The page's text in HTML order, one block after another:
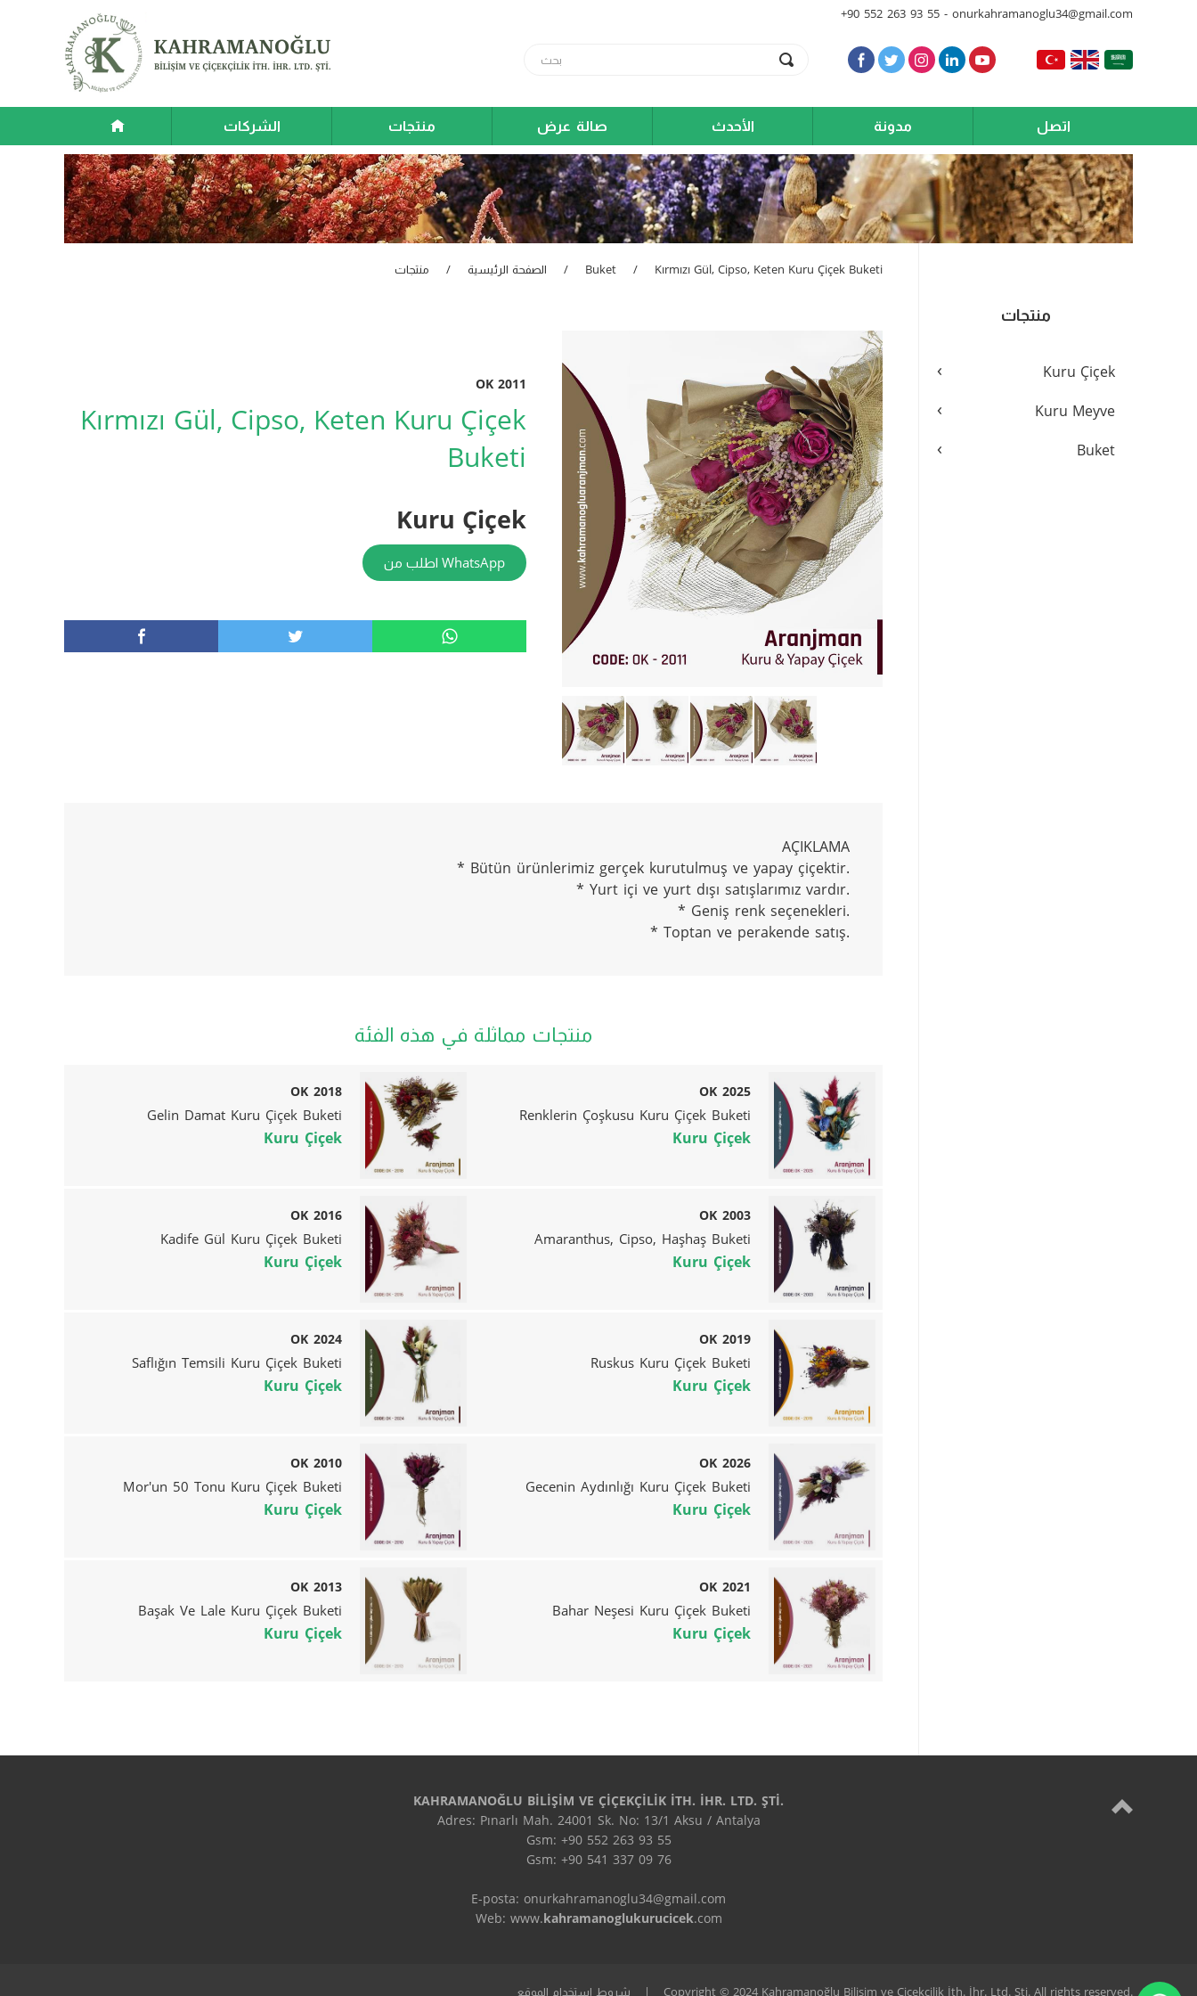
+90 552 263 93 55 - onurkahramanoglu34@gmail.com
الشركات منتجات صالة عرض الأحدث مدونة اتصل
منتجات
› Kuru Çiçek
› Kuru Meyve
› Buket
الصفحة الرئيسية / منتجات / Buket / Kırmızı Gül, Cipso, Keten Kuru Çiçek Buketi
OK 2011
Kırmızı Gül, Cipso, Keten Kuru Çiçek
Buketi
Kuru Çiçek
اطلب من WhatsApp
AÇIKLAMA
* Bütün ürünlerimiz gerçek kurutulmuş ve yapay çiçektir.
* Yurt içi ve yurt dışı satışlarımız vardır.
* Geniş renk seçenekleri.
* Toptan ve perakende satış.
منتجات مماثلة في هذه الفئة
OK 2018
Gelin Damat Kuru Çiçek Buketi
Kuru Çiçek
OK 2025
Renklerin Çoşkusu Kuru Çiçek Buketi
Kuru Çiçek
OK 2016
Kadife Gül Kuru Çiçek Buketi
Kuru Çiçek
OK 2003
Amaranthus, Cipso, Haşhaş Buketi
Kuru Çiçek
OK 2024
Saflığın Temsili Kuru Çiçek Buketi
Kuru Çiçek
OK 2019
Ruskus Kuru Çiçek Buketi
Kuru Çiçek
OK 2010
Mor'un 50 Tonu Kuru Çiçek Buketi
Kuru Çiçek
OK 2026
Gecenin Aydınlığı Kuru Çiçek Buketi
Kuru Çiçek
OK 2013
Başak Ve Lale Kuru Çiçek Buketi
Kuru Çiçek
OK 2021
Bahar Neşesi Kuru Çiçek Buketi
Kuru Çiçek
KAHRAMANOĞLU BİLİŞİM VE ÇİÇEKÇİLİK İTH. İHR. LTD. ŞTİ.
Adres: Pınarlı Mah. 24001 Sk. No: 13/1 Aksu / Antalya
Gsm: +90 552 263 93 55
Gsm: +90 541 337 09 76
E-posta: onurkahramanoglu34@gmail.com
Web: www.kahramanoglukurucicek.com
شروط استخدام الموقع | Copyright © 2024 Kahramanoğlu Bilişim ve Çiçekçilik İth. İhr. Ltd. Şti. All rights reserved.